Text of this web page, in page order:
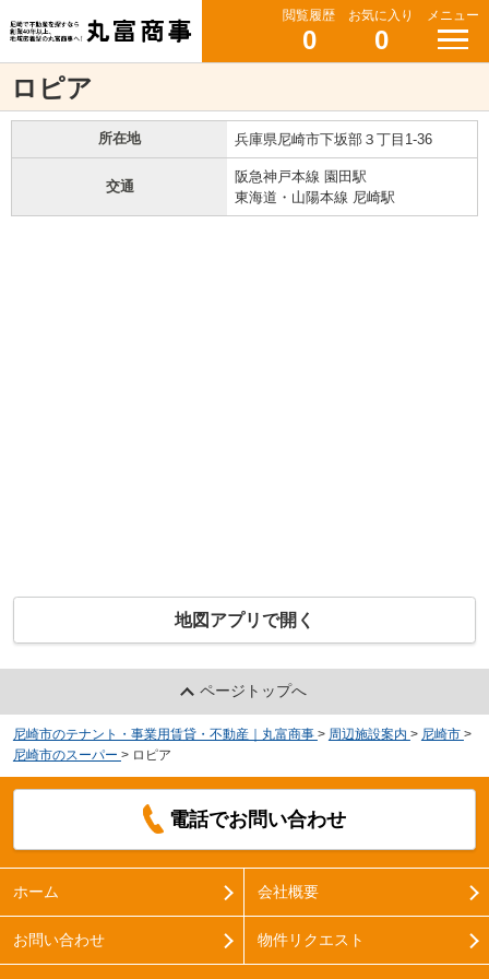
閲覧履歴
0
お気に入り
0
メニュー
ロピア
所在地 兵庫県尼崎市下坂部３丁目1-36
交通
阪急神戸本線 園田駅
東海道・山陽本線 尼崎駅
地図アプリで開く
ページトップへ
尼崎市のテナント・事業用賃貸・不動産｜丸富商事 > 周辺施設案内 > 尼崎市 >
尼崎市のスーパー > ロピア
電話でお問い合わせ
ホーム 会社概要
お問い合わせ 物件リクエスト